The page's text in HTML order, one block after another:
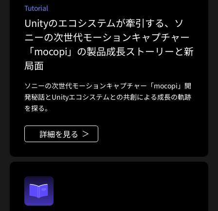
Tutorial
Unityのエコシステムが牽引する、ソ
ニーの次世代モーションキャプチャー
「mocopi」の製品成長ストーリーと新
局面
ソニーの次世代モーションキャプチャー「mocopi」開
発秘話とUnityエコシステムとの共創による成長の軌跡
を探る。
詳細を見る